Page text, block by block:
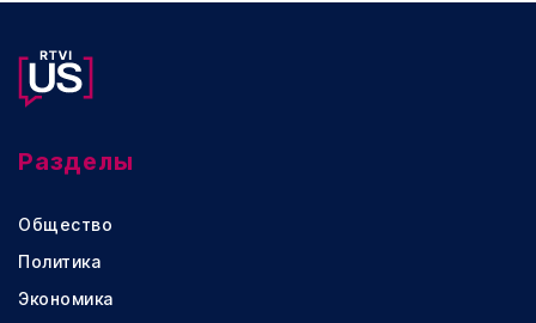
Разделы
Общество
Политика
Экономика